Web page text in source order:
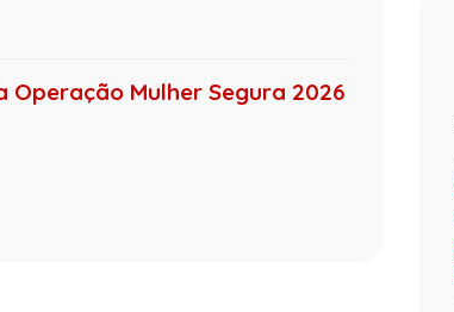
Operação Mulher Segura 2026